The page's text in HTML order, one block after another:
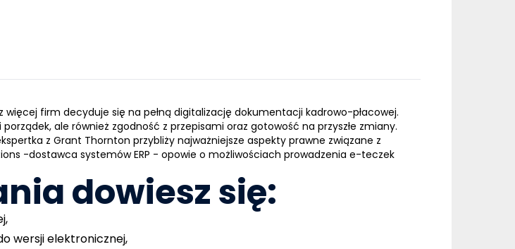
więcej firm decyduje się na pełną digitalizację dokumentacji kadrowo-płacowej.
ale również zgodność z przepisami oraz gotowość na przyszłe zmiany.
z Grant Thornton przybliży najważniejsze aspekty prawne związane z
-dostawca systemów ERP - opowie o możliwościach prowadzenia e-teczek
dowiesz się:
wersji elektronicznej,